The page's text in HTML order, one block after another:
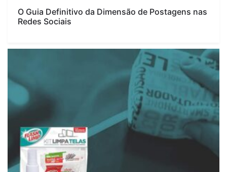
O Guia Definitivo da Dimensão de Postagens nas
Redes Sociais